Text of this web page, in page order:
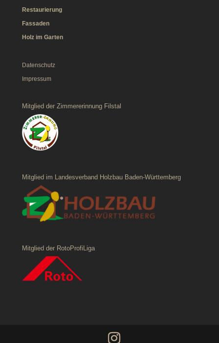
Restaurierung
Fassaden
Holz im Garten
Datenschutz
Impressum
Mitglied der Zimmererinnung Filstal
Mitglied im Landesverband Holzbau Baden-Württemberg
Mitglied der RotoProfiLiga